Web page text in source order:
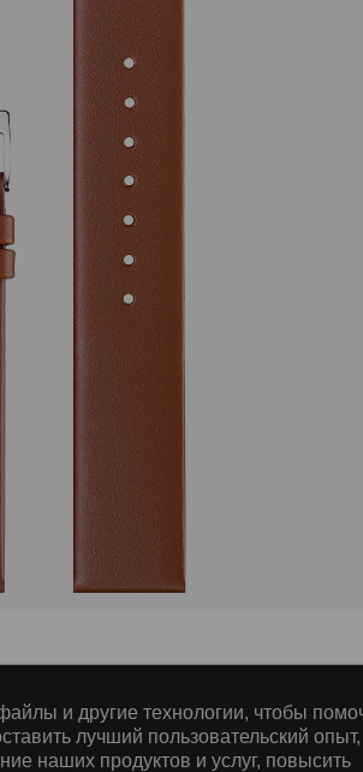
и другие технологии, чтобы
лучший пользовательский опыт,
наших продуктов и услуг, повысить